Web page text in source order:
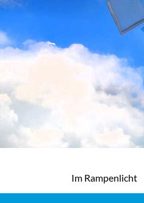
Im Rampenlicht